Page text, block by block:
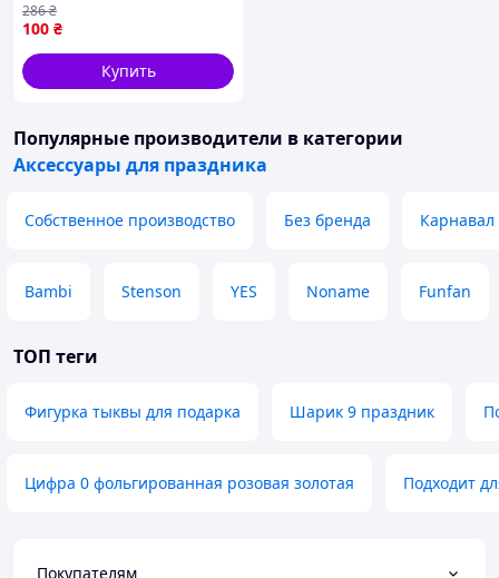
розовый - только на
ZaGrosh.com.ua
100 ₴
286₴
Купить
Популярные производители в категории
Аксессуары для праздника
Собственное производство Без бренда
Bambi Stenson YES Noname Funfan
ТОП теги
Фигурка тыквы для подарка Шарик 9 праздник
Цифра 0 фольгированная розовая золотая Подходит
Покупателям